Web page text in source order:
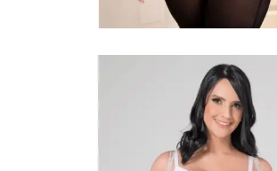
Hoge compressie fajas